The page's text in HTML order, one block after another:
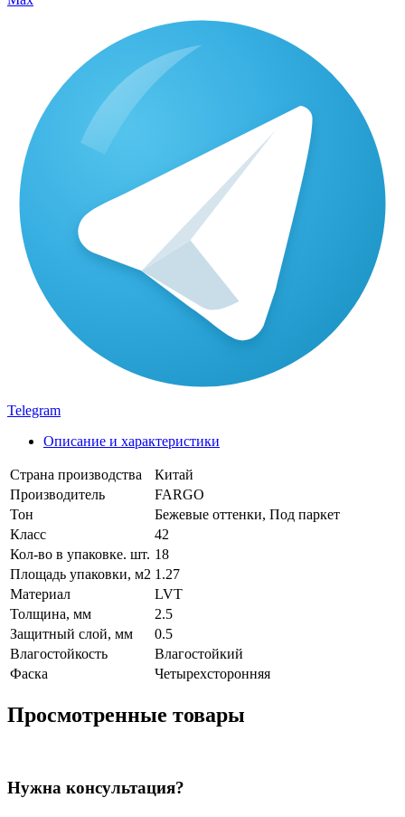
Telegram
Описание и характеристики
Страна производства
Китай
Производитель
FARGO
Тон
Бежевые оттенки, Под паркет
Класс
42
Кол-во в упаковке. шт. 18
Площадь упаковки, м2 1.27
Материал
LVT
Толщина, мм
2.5
Защитный слой, мм
0.5
Влагостойкость
Влагостойкий
Фаска
Четырехсторонняя
Просмотренные товары
Нужна консультация?